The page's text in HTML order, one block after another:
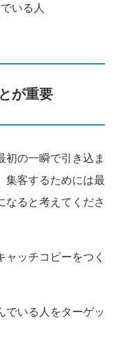
いる人
が重要
初の一瞬で引き込ま
集客するためには最
なると考えてくださ
ッチコピーをつく
でいる人をターゲッ